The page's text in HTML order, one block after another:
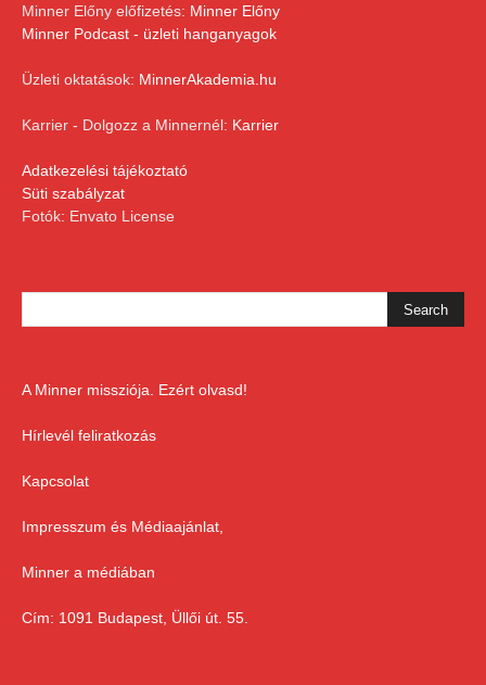
Minner Előny előfizetés: Minner Előny
Minner Podcast - üzleti hanganyagok
Üzleti oktatások: MinnerAkademia.hu
Karrier - Dolgozz a Minnernél: Karrier
Adatkezelési tájékoztató
Süti szabályzat
Fotók: Envato License
A Minner missziója. Ezért olvasd!
Hírlevél feliratkozás
Kapcsolat
Impresszum és Médiaajánlat,
Minner a médiában
Cím: 1091 Budapest, Üllői út. 55.